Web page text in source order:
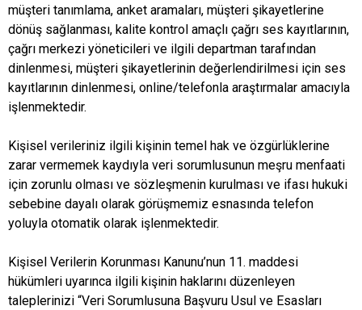
müşteri tanımlama, anket aramaları, müşteri şikayetlerine
dönüş sağlanması, kalite kontrol amaçlı çağrı ses kayıtlarının,
çağrı merkezi yöneticileri ve ilgili departman tarafından
dinlenmesi, müşteri şikayetlerinin değerlendirilmesi için ses
kayıtlarının dinlenmesi, online/telefonla araştırmalar amacıyla
işlenmektedir.
Kişisel verileriniz ilgili kişinin temel hak ve özgürlüklerine
zarar vermemek kaydıyla veri sorumlusunun meşru menfaati
için zorunlu olması ve sözleşmenin kurulması ve ifası hukuki
sebebine dayalı olarak görüşmemiz esnasında telefon
yoluyla otomatik olarak işlenmektedir.
Kişisel Verilerin Korunması Kanunu’nun 11. maddesi
hükümleri uyarınca ilgili kişinin haklarını düzenleyen
taleplerinizi “Veri Sorumlusuna Başvuru Usul ve Esasları